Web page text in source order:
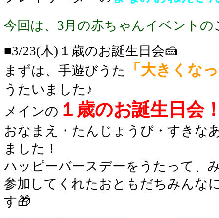
今回は、3月の赤ちゃんイベントの
■3/23(木)１歳のお誕生日会🍰
まずは、手遊びうた
「大きくな
うたいました♪
メインの １歳のお誕生日会
おなまえ・たんじょうび・すきな
ました！
ハッピーバースデーをうたって、
参加してくれたおともだちみんな
す🎁